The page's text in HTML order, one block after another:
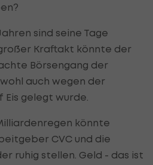
sind seine Tage
Kraftakt könnte der
Börsengang der
auch wegen der
Eis gelegt wurde.
könnte
CVC und die
ruhig stellen. Geld - das ist